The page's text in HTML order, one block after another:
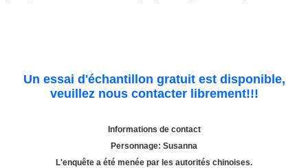
Un essai d'échantillon gratuit est disponible,
veuillez nous contacter librement!!!
Informations de contact
Personnage: Susanna
L'enquête a été menée par les autorités chinoises.